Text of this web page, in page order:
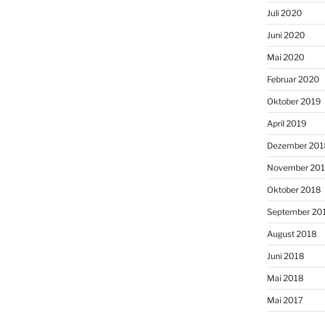
Juli 2020
Juni 2020
Mai 2020
Februar 2020
Oktober 2019
April 2019
Dezember
November
Oktober 2018
September
August 2018
Juni 2018
Mai 2018
Mai 2017